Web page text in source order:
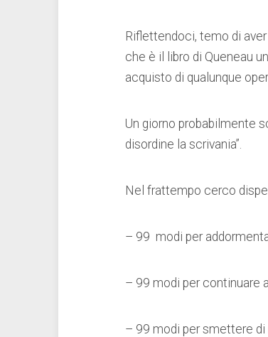
Riflettendoci, temo di
che è il libro di Queneau
acquisto di qualunque
Un giorno probabilmente
disordine la scrivania”.
Nel frattempo cerco
– 99 modi per
– 99 modi per continuare
– 99 modi per smettere di